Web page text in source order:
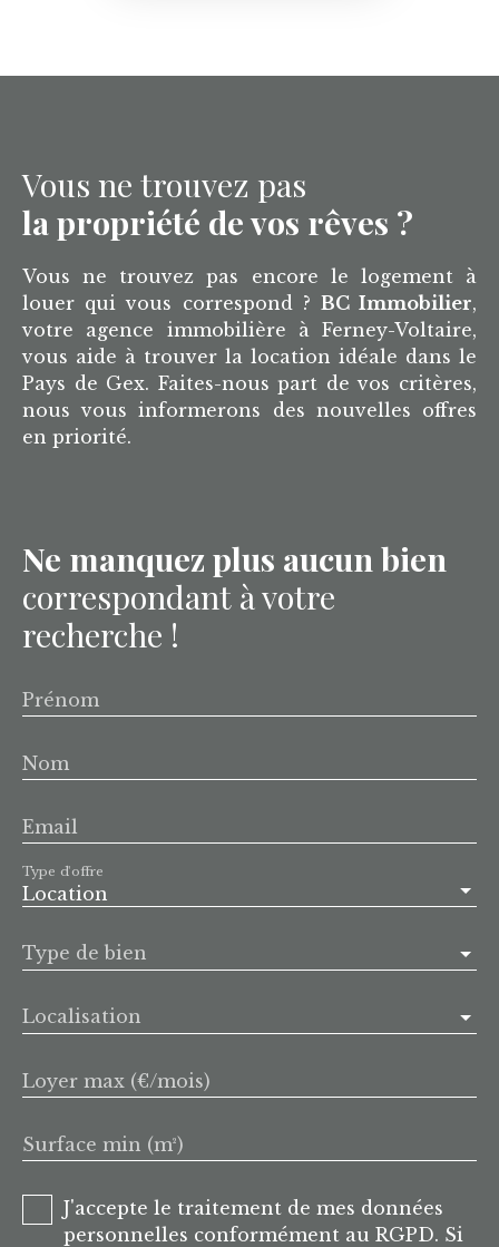
Vous ne trouvez pas
la propriété de vos rêves ?
Vous ne trouvez pas encore le logement à
louer qui vous correspond ? BC Immobilier,
votre agence immobilière à Ferney-Voltaire,
vous aide à trouver la location idéale dans le
Pays de Gex. Faites-nous part de vos critères,
nous vous informerons des nouvelles offres
en priorité.
Ne manquez plus aucun bien
correspondant à votre
recherche !
Prénom
Nom
Email
Location
Type d'offre
Type de bien
Localisation
Loyer max (€/mois)
Surface min (m²)
J'accepte le traitement de mes données
personnelles conformément au RGPD. Si